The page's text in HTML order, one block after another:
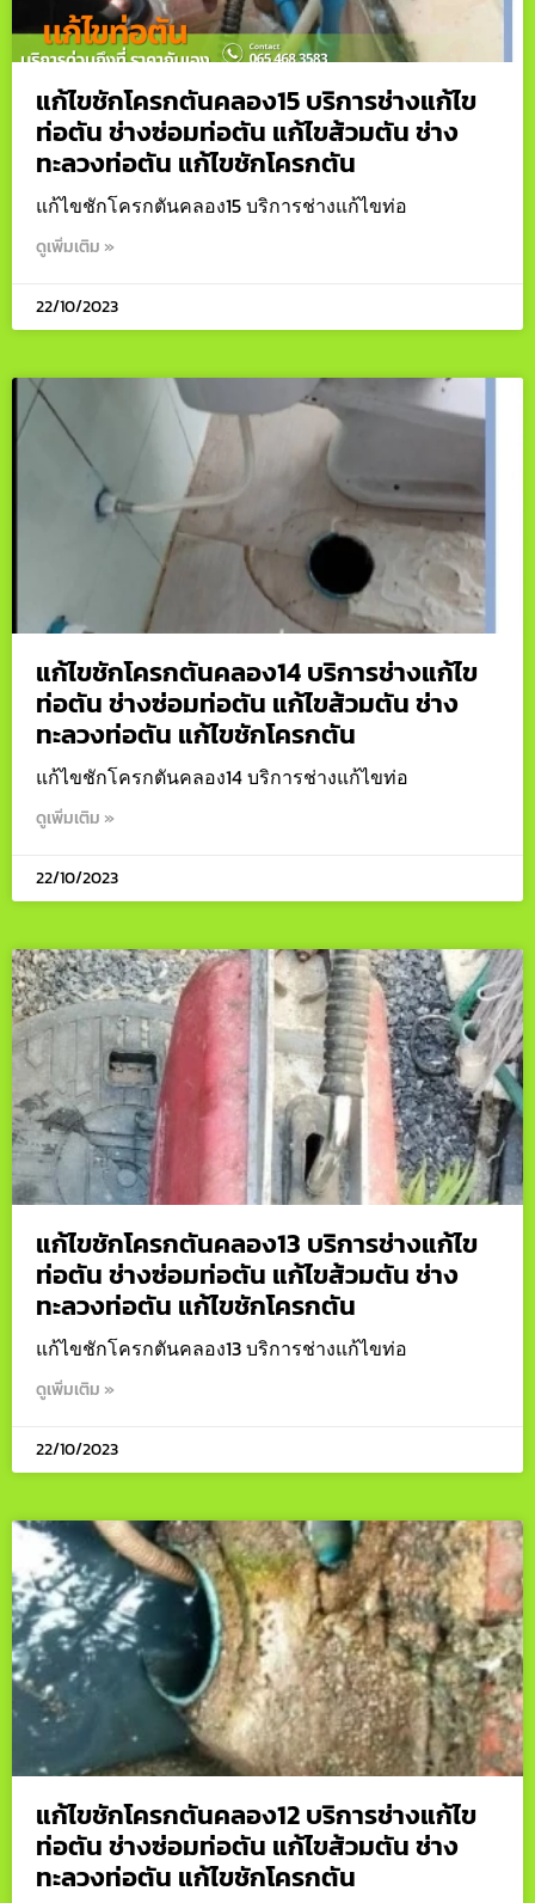
แก้ไขชักโครกตันคลอง15 บริการช่างแก้ไข
ท่อตัน ช่างซ่อมท่อตัน แก้ไขส้วมตัน ช่าง
ทะลวงท่อตัน แก้ไขชักโครกตัน
แก้ไขชักโครกตันคลอง15 บริการช่างแก้ไขท่อ
ดูเพิ่มเติม »
22/10/2023
แก้ไขชักโครกตันคลอง14 บริการช่างแก้ไข
ท่อตัน ช่างซ่อมท่อตัน แก้ไขส้วมตัน ช่าง
ทะลวงท่อตัน แก้ไขชักโครกตัน
แก้ไขชักโครกตันคลอง14 บริการช่างแก้ไขท่อ
ดูเพิ่มเติม »
22/10/2023
แก้ไขชักโครกตันคลอง13 บริการช่างแก้ไข
ท่อตัน ช่างซ่อมท่อตัน แก้ไขส้วมตัน ช่าง
ทะลวงท่อตัน แก้ไขชักโครกตัน
แก้ไขชักโครกตันคลอง13 บริการช่างแก้ไขท่อ
ดูเพิ่มเติม »
22/10/2023
แก้ไขชักโครกตันคลอง12 บริการช่างแก้ไข
ท่อตัน ช่างซ่อมท่อตัน แก้ไขส้วมตัน ช่าง
ทะลวงท่อตัน แก้ไขชักโครกตัน